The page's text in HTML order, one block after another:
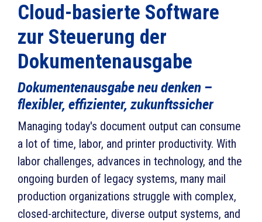
Cloud-basierte Software
zur Steuerung der
Dokumentenausgabe
Dokumentenausgabe neu denken –
flexibler, effizienter, zukunftssicher
Managing today's document output can consume
a lot of time, labor, and printer productivity. With
labor challenges, advances in technology, and the
ongoing burden of legacy systems, many mail
production organizations struggle with complex,
closed-architecture, diverse output systems, and